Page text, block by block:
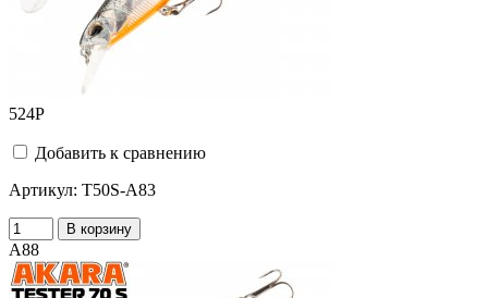
524Р
Добавить к сравнению
Артикул: T50S-A83
В корзину
A88